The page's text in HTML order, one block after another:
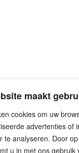
maakt
cookies om uw
advertenties of
te analyseren. Door op
u in met ons gebruik